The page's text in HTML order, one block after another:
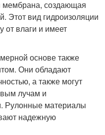
мембрана, создающая
Этот вид гидроизоляции
от влаги и имеет
основе также
Они обладают
а также могут
лучам и
Рулонные материалы
надежную